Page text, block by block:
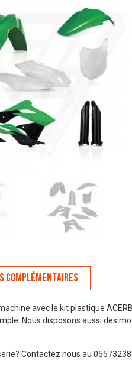
complémentaires
avec le kit plastique
Nous disposons aussi des
Contactez nous au